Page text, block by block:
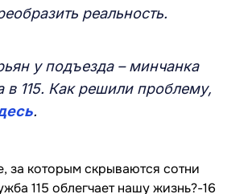
реальность.
у подъезда – минчанка
в 115. Как решили проблему,
.